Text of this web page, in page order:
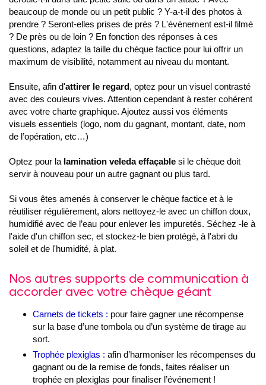
beaucoup de monde ou un petit public ? Y-a-t-il des photos à
prendre ? Seront-elles prises de près ? L'événement est-il filmé
? De près ou de loin ? En fonction des réponses à ces
questions, adaptez la taille du chèque factice pour lui offrir un
maximum de visibilité, notamment au niveau du montant.
Ensuite, afin d'attirer le regard, optez pour un visuel contrasté
avec des couleurs vives. Attention cependant à rester cohérent
avec votre charte graphique. Ajoutez aussi vos éléments
visuels essentiels (logo, nom du gagnant, montant, date, nom
de l’opération, etc…)
Optez pour la lamination veleda effaçable si le chèque doit
servir à nouveau pour un autre gagnant ou plus tard.
Si vous êtes amenés à conserver le chèque factice et à le
réutiliser régulièrement, alors nettoyez-le avec un chiffon doux,
humidifié avec de l’eau pour enlever les impuretés. Séchez -le à
l'aide d'un chiffon sec, et stockez-le bien protégé, à l'abri du
soleil et de l'humidité, à plat.
Nos autres supports de communication à
accorder avec votre chèque géant
Carnets de tickets : pour faire gagner une récompense
sur la base d’une tombola ou d’un système de tirage au
sort.
Trophée plexiglas : afin d’harmoniser les récompenses du
gagnant ou de la remise de fonds, faites réaliser un
trophée en plexiglas pour finaliser l’événement !